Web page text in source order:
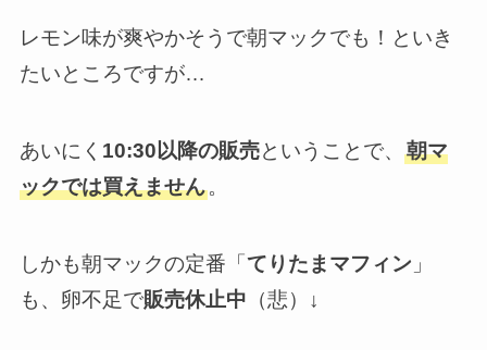
レモン味が爽やかそうで朝マックでも！といき
たいところですが…
あいにく 10:30以降の販売ということで、 朝マ
ックでは買えません。
しかも朝マックの定番「てりたまマフィン 」
も、卵不足で販売休止中 （悲）↓